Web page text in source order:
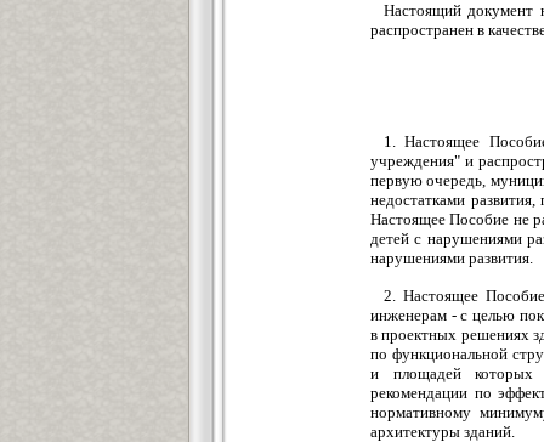
Настоящий документ
распространен в
1. Настоящее
учреждения" и
первую очередь,
недостатками
Настоящее Пособие не
детей с нарушениями
нарушениями развития.
2. Настоящее
инженерам - с целью
в проектных решениях
по функциональной
и площадей
рекомендации по
нормативному
архитектуры зданий.